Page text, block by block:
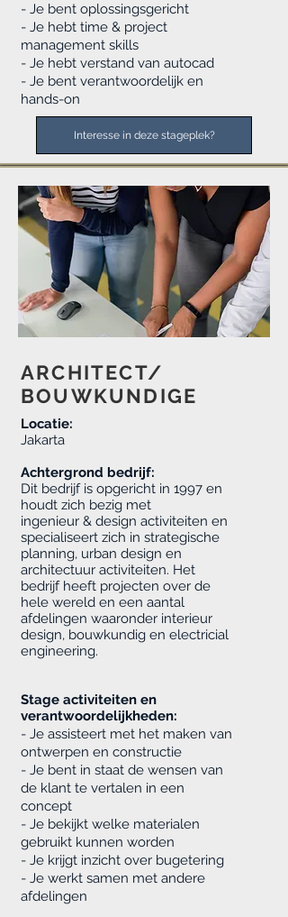
- Je bent oplossingsgericht
- Je hebt time & project
management skills
- Je hebt verstand van autocad
- Je bent verantwoordelijk en
hands-on
Interesse in deze stageplek?
ARCHITECT/
BOUWKUNDIGE
Locatie:
Jakarta
Achtergrond bedrijf:
Dit bedrijf is opgericht in 1997 en
houdt zich bezig met
ingenieur & design activiteiten en
specialiseert zich in strategische
planning, urban design en
architectuur activiteiten. Het
bedrijf heeft projecten over de
hele wereld en een aantal
afdelingen waaronder interieur
design, bouwkundig en electricial
engineering.
Stage activiteiten en
verantwoordelijkheden:
- Je assisteert met het maken van
ontwerpen en constructie
- Je bent in staat de wensen van
de klant te vertalen in een
concept
- Je bekijkt welke materialen
gebruikt kunnen worden
- Je krijgt inzicht over bugetering
- Je werkt samen met andere
afdelingen